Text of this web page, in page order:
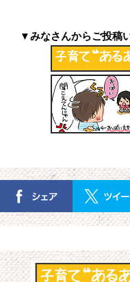
▼みなさんからご投稿